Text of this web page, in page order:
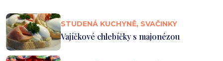
STUDENÁ KUCHYNĚ, SVAČINKY
Vajíčkové chlebíčky s majonézou